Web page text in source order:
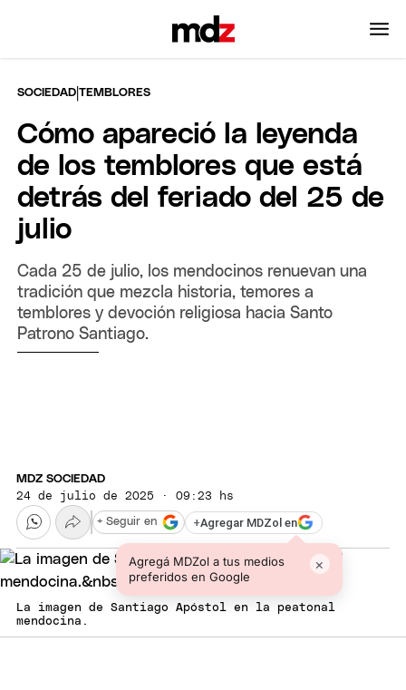
SOCIEDAD |TEMBLORES
Cómo apareció la leyenda
de los temblores que está
detrás del feriado del 25 de
julio
Cada 25 de julio, los mendocinos renuevan una
tradición que mezcla historia, temores a
temblores y devoción religiosa hacia Santo
Patrono Santiago.
MDZ SOCIEDAD
24 de julio de 2025 · 09:23 hs
+Agregar MDZol en
Agregá MDZol a tus medios
preferidos en Google
×
+ Seguir en
La imagen de Santiago Apóstol en la peatonal
mendocina.